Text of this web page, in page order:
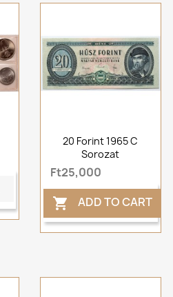
20 Forint 1965 C
Sorozat
Ft25,000
 ADD TO CART